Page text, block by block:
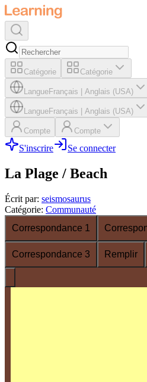
Catégorie Catégorie
LangueFrançais Anglais (USA)
LangueFrançais Anglais (USA)
Compte Compte
S'inscrire Se connecter
La Plage / Beach
Écrit par: seismosaurus
Catégorie: Communauté
Correspondance 1
Correspondance 3 Remplir